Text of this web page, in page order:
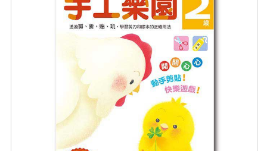
批發會員大招募，輕鬆實現財富自由!
老師您好!!幼教會員火熱招募中~
海外購物免煩惱！點我查看『海外購物流程說明』